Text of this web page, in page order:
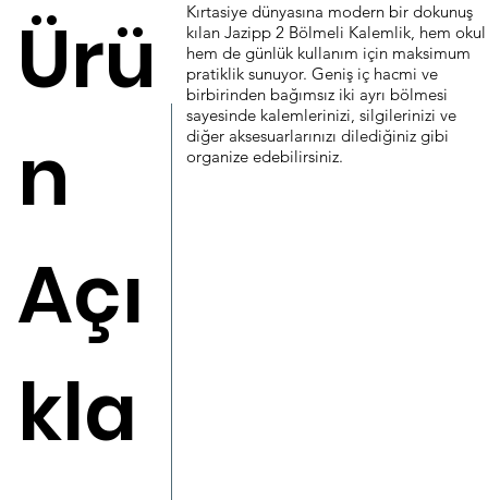
Ürü
n
Açı
kla
Kırtasiye dünyasına modern bir dokunuş
kılan Jazipp 2 Bölmeli Kalemlik, hem okul
hem de günlük kullanım için maksimum
pratiklik sunuyor. Geniş iç hacmi ve
birbirinden bağımsız iki ayrı bölmesi
sayesinde kalemlerinizi, silgilerinizi ve
diğer aksesuarlarınızı dilediğiniz gibi
organize edebilirsiniz.